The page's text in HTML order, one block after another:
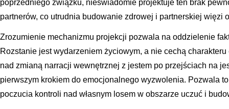
poprzedniego związku, nieświadomie projektuje ten brak
partnerów, co utrudnia budowanie zdrowej i partnerskiej więzi
Zrozumienie mechanizmu projekcji pozwala na oddzielenie
Rozstanie jest wydarzeniem życiowym, a nie cechą
nad zmianą narracji wewnętrznej z jestem po przejściach na
pierwszym krokiem do emocjonalnego wyzwolenia. Pozwala
poczucia kontroli nad własnym losem w obszarze uczuć i